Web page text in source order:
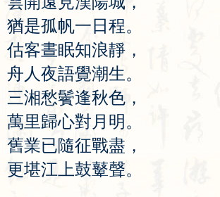
猶是孤帆一 日 程。
估客晝眠知浪靜 ，
舟 人夜語覺潮生。
三湘愁鬢逢秋色 ，
萬里歸心對 月 明 。
舊業已隨征戰盡 ，
更堪江 上鼓鼙聲。